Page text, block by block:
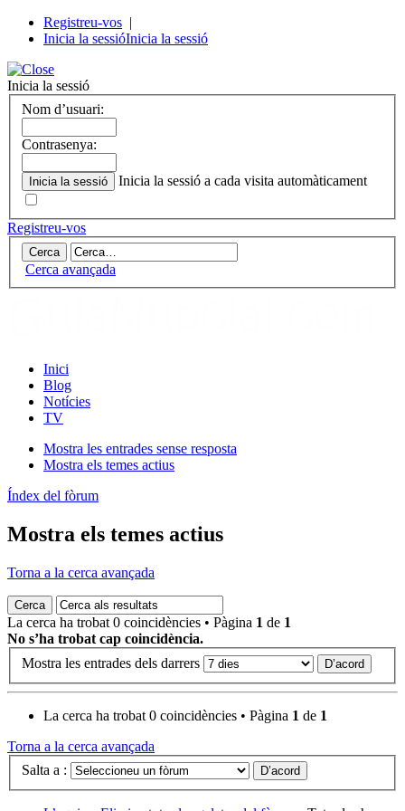
Registreu-vos |
Inicia la sessióInicia la sessió
Inicia la sessió
Nom d’usuari:
Contrasenya:
Inicia la sessió a cada visita automàticament
Registreu-vos
Cerca avançada
Inici
Blog
Notícies
TV
Mostra les entrades sense resposta
Mostra els temes actius
Índex del fòrum
Mostra els temes actius
Torna a la cerca avançada
La cerca ha trobat 0 coincidències • Pàgina 1 de 1
No s’ha trobat cap coincidència.
Mostra les entrades dels darrers
La cerca ha trobat 0 coincidències • Pàgina 1 de 1
Torna a la cerca avançada
Salta a :